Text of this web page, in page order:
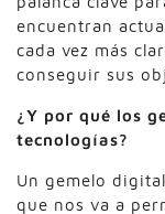
encuentran
cada vez más
conseguir sus
¿Y por qué los
tecnologías?
Un gemelo
que nos va a